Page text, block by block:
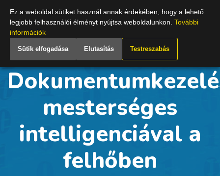
Hungary
mesterséges
intelligenciával a
felhőben
Ez a weboldal sütiket használ annak érdekében, hogy a lehető
legjobb felhasználói élményt nyújtsa weboldalunkon. További
információk
Sütik elfogadása Elutasítás Testreszabás